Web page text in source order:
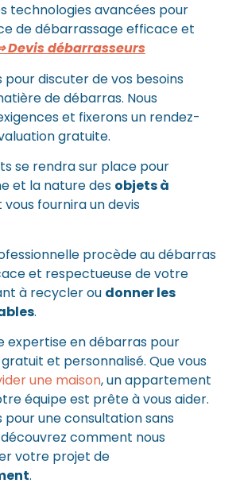
technologies avancées pour
de débarrassage efficace et
Devis débarrasseurs
discuter de vos besoins
de débarras. Nous
et fixerons un rendez-
gratuite.
se rendra sur place pour
et la nature des objets à
vous fournira un devis
procède au débarras
et respectueuse de votre
à recycler ou donner les
.
expertise en débarras pour
et personnalisé. Que vous
une maison, un appartement
équipe est prête à vous aider.
une consultation sans
comment nous
votre projet de
.